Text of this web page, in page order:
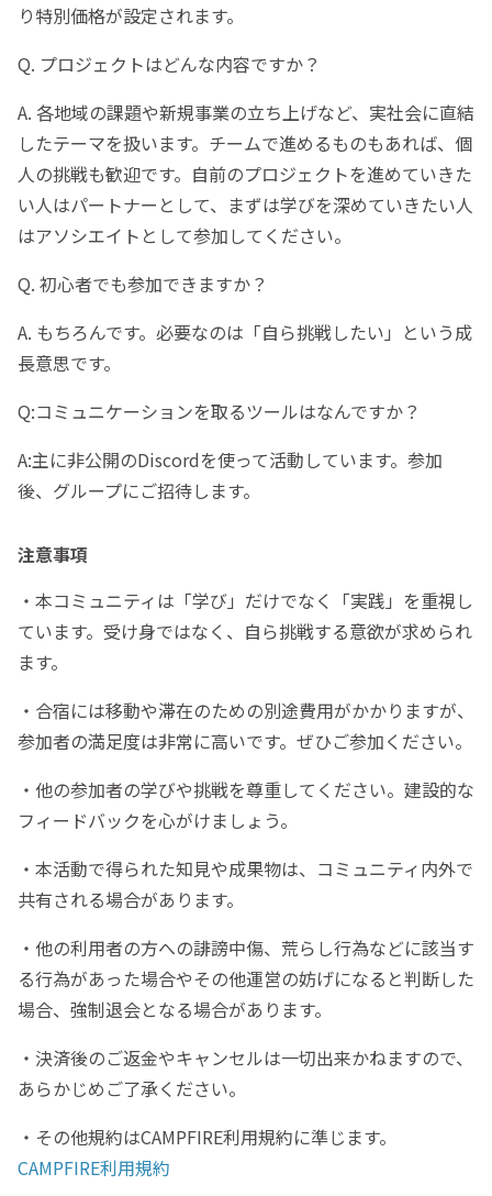
り特別価格が設定されます。
Q. プロジェクトはどんな内容ですか？
A. 各地域の課題や新規事業の立ち上げなど、実社会に直結
したテーマを扱います。チームで進めるものもあれば、個
人の挑戦も歓迎です。自前のプロジェクトを進めていきた
い人はパートナーとして、まずは学びを深めていきたい人
はアソシエイトとして参加してください。
Q. 初心者でも参加できますか？
A. もちろんです。必要なのは「自ら挑戦したい」という成
長意思です。
Q:コミュニケーションを取るツールはなんですか？
A:主に非公開のDiscordを使って活動しています。参加
後、グループにご招待します。
注意事項
・本コミュニティは「学び」だけでなく「実践」を重視し
ています。受け身ではなく、自ら挑戦する意欲が求められ
ます。
・合宿には移動や滞在のための別途費用がかかりますが、
参加者の満足度は非常に高いです。ぜひご参加ください。
・他の参加者の学びや挑戦を尊重してください。建設的な
フィードバックを心がけましょう。
・本活動で得られた知見や成果物は、コミュニティ内外で
共有される場合があります。
・他の利用者の方への誹謗中傷、荒らし行為などに該当す
る行為があった場合やその他運営の妨げになると判断した
場合、強制退会となる場合があります。
・決済後のご返金やキャンセルは一切出来かねますので、
あらかじめご了承ください。
・その他規約はCAMPFIRE利用規約に準じます。
CAMPFIRE利用規約